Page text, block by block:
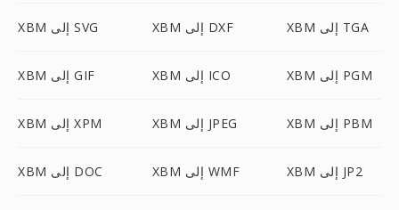
XBM إلى SVG XBM إلى DXF XBM إلى TGA
XBM إلى GIF XBM إلى ICO XBM إلى PGM
XBM إلى XPM XBM إلى JPEG XBM إلى PBM
XBM إلى DOC XBM إلى WMF XBM إلى JP2